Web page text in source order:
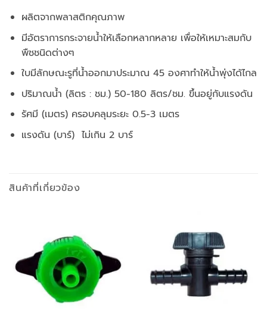
ผลิตจากพลาสติกคุณภาพ
มีอัตราการกระจายน้ำให้เลือกหลากหลาย เพื่อให้เหมาะสมกับ
พืชชนิดต่างๆ
ใบมีลักษณะรูที่น้ำออกมาประมาณ 45 องศาทำให้น้ำพุ่งได้ไกล
ปริมาณน้ำ (ลิตร : ชม.) 50-180 ลิตร/ชม. ขึ้นอยู่กับแรงดัน
รัศมี (เมตร) ครอบคลุมระยะ 0.5-3 เมตร
แรงดัน (บาร์) ไม่เกิน 2 บาร์
สินค้าที่เกี่ยวข้อง